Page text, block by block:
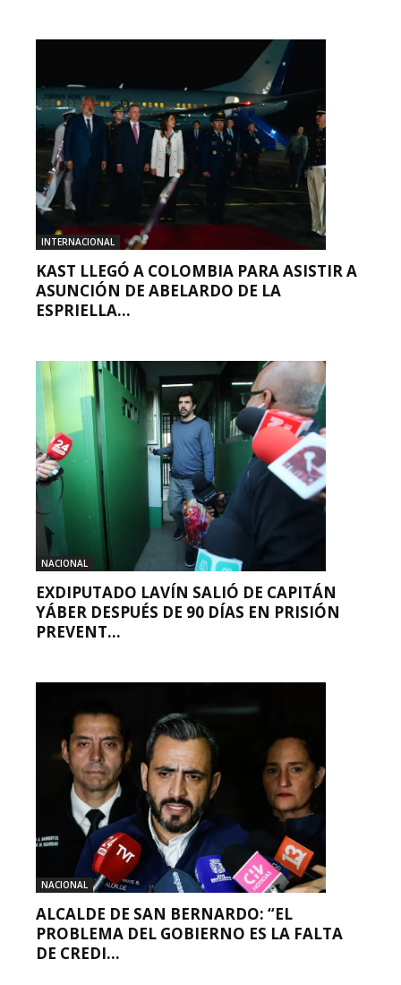
INTERNACIONAL
KAST LLEGÓ A COLOMBIA PARA ASISTIR A
ASUNCIÓN DE ABELARDO DE LA
ESPRIELLA...
NACIONAL
EXDIPUTADO LAVÍN SALIÓ DE CAPITÁN
YÁBER DESPUÉS DE 90 DÍAS EN PRISIÓN
PREVENT...
NACIONAL
ALCALDE DE SAN BERNARDO: “EL
PROBLEMA DEL GOBIERNO ES LA FALTA
DE CREDI...